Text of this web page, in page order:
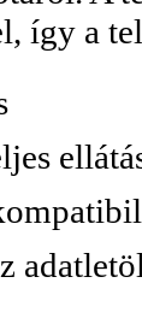
így a